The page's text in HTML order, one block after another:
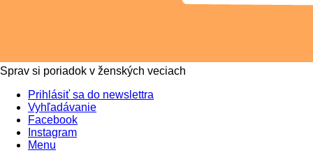
Sprav si poriadok v ženských veciach
Prihlásiť sa do newslettra
Vyhľadávanie
Facebook
Instagram
Menu